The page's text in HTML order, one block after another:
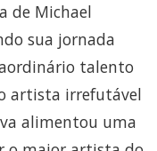
de Michael
sua jornada
talento
artista irrefutável
alimentou uma